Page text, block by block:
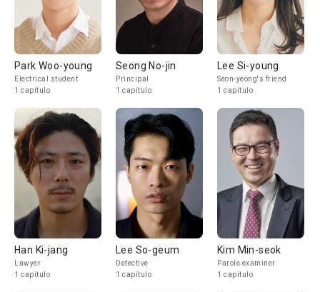
Park Woo-young
Electrical student
1 capítulo
Seong No-jin
Principal
1 capítulo
Lee Si-young
Seon-yeong's friend
1 capítulo
Han Ki-jang
Lawyer
1 capítulo
Lee So-geum
Detective
1 capítulo
Kim Min-seok
Parole examiner
1 capítulo